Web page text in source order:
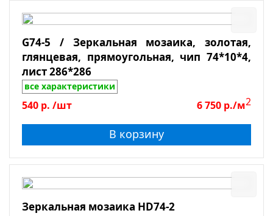
G74-5 / Зеркальная мозаика, золотая,
глянцевая, прямоугольная, чип 74*10*4,
лист 286*286
все характеристики
540 р. /шт 6 750 р./м2
В корзину
Зеркальная мозаика HD74-2